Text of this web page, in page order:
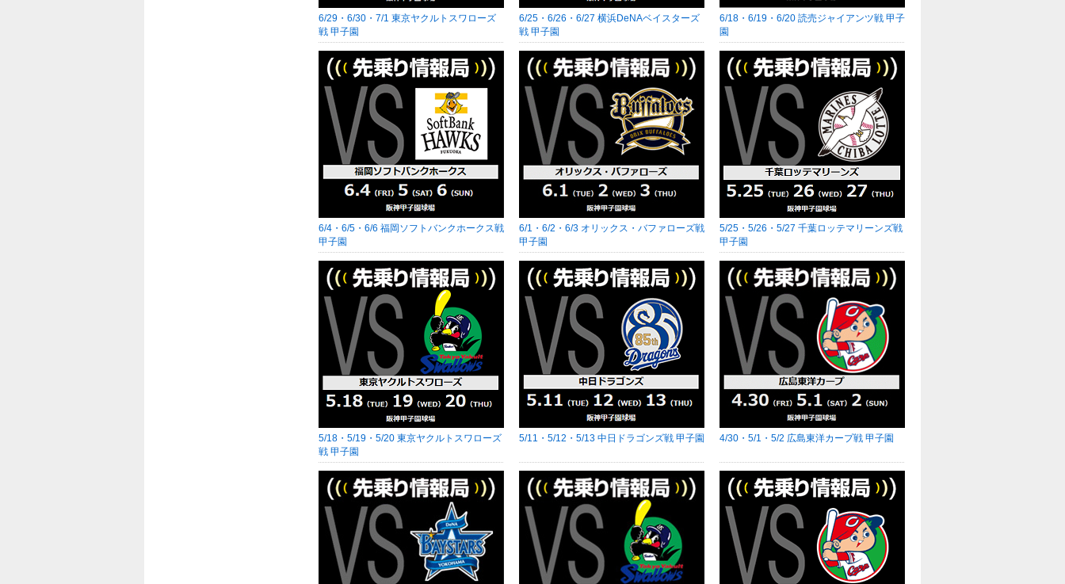
6/29・6/30・7/1 東京ヤクルトスワローズ
戦 甲子園
6/25・6/26・6/27 横浜DeNAベイスターズ
戦 甲子園
6/18・6/19・6/20 読売ジャイアンツ戦 甲子
園
6/4・6/5・6/6 福岡ソフトバンクホークス戦
甲子園
6/1・6/2・6/3 オリックス・バファローズ戦
甲子園
5/25・5/26・5/27 千葉ロッテマリーンズ戦
甲子園
5/18・5/19・5/20 東京ヤクルトスワローズ
戦 甲子園
5/11・5/12・5/13 中日ドラゴンズ戦 甲子園 4/30・5/1・5/2 広島東洋カープ戦 甲子園